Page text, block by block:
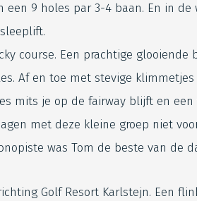
een 9 holes par 3-4 baan. En in
course. Een prachtige
Af en toe met stevige
mits je op de fairway blijft en
met deze kleine groep niet
was Tom de beste van de
Golf Resort Karlstejn. Een